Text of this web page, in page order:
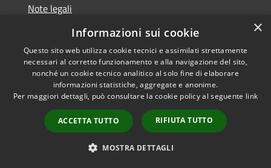
Note legali
Dichiarazione di accessibilità
Accessibilità
Copyright © 2026 • Comune di
Platania • Powered by
Municipium•
Accesso
redazione
×
Informazioni sui cookie
Questo sito web utilizza cookie tecnici e assimilati strettamente
necessari al corretto funzionamento e alla navigazione del sito,
nonché un cookie tecnico analitico al solo fine di elaborare
informazioni statistiche, aggregate e anonime.
Per maggiori dettagli, può consultare la cookie policy al seguente link
ACCETTA TUTTO RIFIUTA TUTTO
MOSTRA DETTAGLI